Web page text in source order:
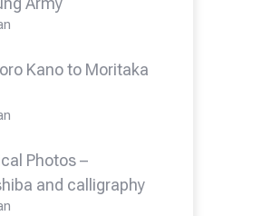
Kano to Moritaka
Photos –
and calligraphy